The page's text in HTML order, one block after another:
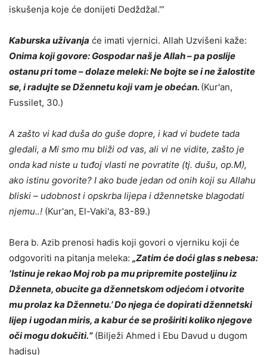
iskušenja koje će donijeti Dedždžal.'“
Kaburska uživanja će imati vjernici. Allah Uzvišeni kaže:
Onima koji govore: Gospodar naš je Allah – pa poslije
ostanu pri tome – dolaze meleki: Ne bojte se i ne žalostite
se, i radujte se Džennetu koji vam je obećan. (Kur'an,
Fussilet, 30.)
A zašto vi kad duša do guše dopre, i kad vi budete tada
gledali, a Mi smo mu bliži od vas, ali vi ne vidite, zašto je
onda kad niste u tuđoj vlasti ne povratite (tj. dušu, op.M),
ako istinu govorite? I ako bude jedan od onih koji su Allahu
bliski – udobnost i opskrba lijepa i džennetske blagodati
njemu..! (Kur'an, El-Vaki'a, 83-89.)
Bera b. Azib prenosi hadis koji govori o vjerniku koji će
odgovoriti na pitanja meleka: „Zatim će doći glas s nebesa:
‘Istinu je rekao Moj rob pa mu pripremite posteljinu iz
Dženneta, obucite ga džennetskom odjećom i otvorite
mu prolaz ka Džennetu.’ Do njega će dopirati džennetski
lijep i ugodan miris, a kabur će se proširiti koliko njegove
oči mogu dokučiti.“(Bilježi Ahmed i Ebu Davud u dugom
hadisu)